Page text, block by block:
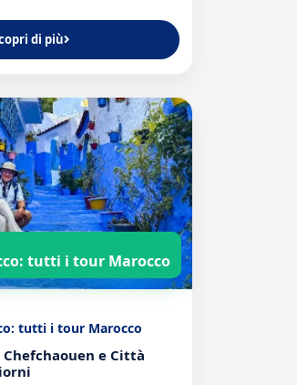
di più
tutti i tour Marocco
tutti i tour Marocco
e Città